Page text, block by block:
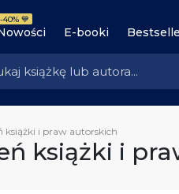
-40% 💙
E-booki
książki i praw autorskich
książki i